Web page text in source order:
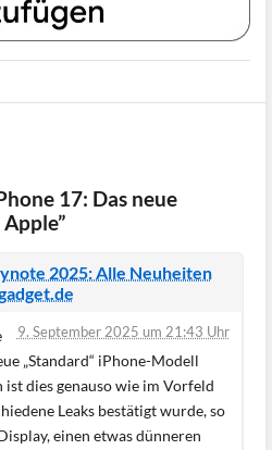
17: Das neue
2025: Alle Neuheiten
9. September 2025 um 21:43 Uhr
„Standard“ iPhone-Modell
dies genauso wie im Vorfeld
Leaks bestätigt wurde, so
einen etwas dünneren